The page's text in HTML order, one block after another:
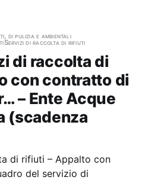
di pulizia e ambientali
Servizi di raccolta di rifiuti
di raccolta di
con contratto di
– Ente Acque
(scadenza
di rifiuti – Appalto con
del servizio di